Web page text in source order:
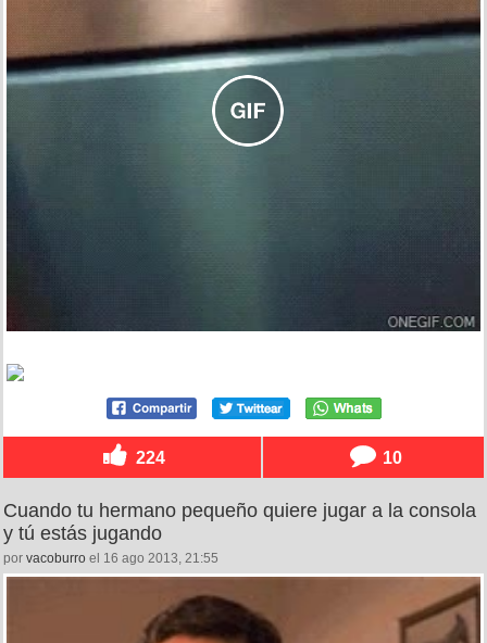
224 10
Cuando tu hermano pequeño quiere jugar a la consola
y tú estás jugando
por vacoburro el 16 ago 2013, 21:55